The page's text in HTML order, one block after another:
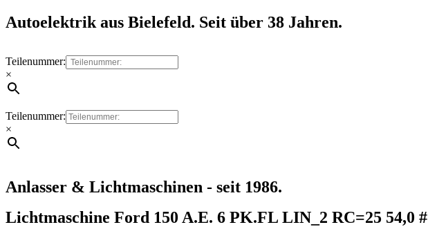
Autoelektrik aus Bielefeld. Seit über 38 Jahren.
Teilenummer:
×
Teilenummer:
×
Anlasser & Lichtmaschinen - seit 1986.
Lichtmaschine Ford 150 A.E. 6 PK.FL LIN_2 RC=25 54,0 #